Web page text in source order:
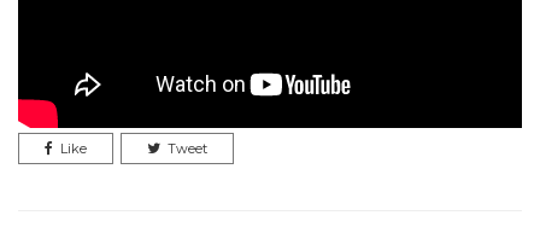
Like Tweet